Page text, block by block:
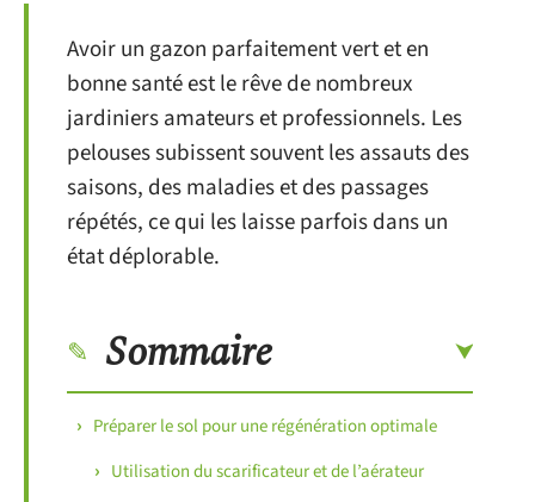
Avoir un gazon parfaitement vert et en
bonne santé est le rêve de nombreux
jardiniers amateurs et professionnels. Les
pelouses subissent souvent les assauts des
saisons, des maladies et des passages
répétés, ce qui les laisse parfois dans un
état déplorable.
Sommaire
Préparer le sol pour une régénération optimale
Utilisation du scarificateur et de l’aérateur